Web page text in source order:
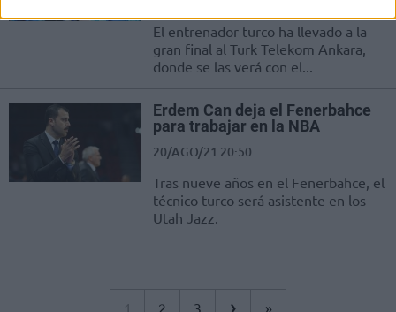
El entrenador turco ha llevado a la
gran final al Turk Telekom Ankara,
donde se las verá con el...
Erdem Can deja el Fenerbahce
para trabajar en la NBA
20/AGO/21 20:50
Tras nueve años en el Fenerbahce, el
técnico turco será asistente en los
Utah Jazz.
1 2 3 »